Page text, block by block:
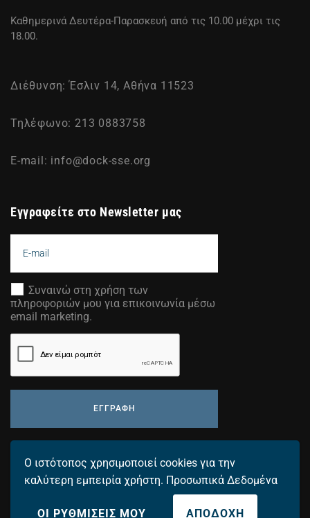
Ο ιστότοπος χρησιμοποιεί cookies για την
καλύτερη εμπειρία χρήστη. Προσωπικά Δεδομένα
ΟΙ ΡΥΘΜΙΣΕΙΣ ΜΟΥ ΑΠΟΔΟΧΗ
Καθημερινά Δευτέρα-Παρασκευή από τις 10.00 μέχρι τις
18.00.
Διέθυνση: Έσλιν 14, Αθήνα 11523
Τηλέφωνο: 213 0883758
E-mail: info@dock-sse.org
Εγγραφείτε στο Newsletter μας
Συναινώ στη χρήση των
πληροφοριών μου για επικοινωνία μέσω
email marketing.
ΕΓΓΡΑΦΗ
Προσθέστε τη διεύθυνση email σας για να λαμβάνετε τα
τελευταία μας νέα.